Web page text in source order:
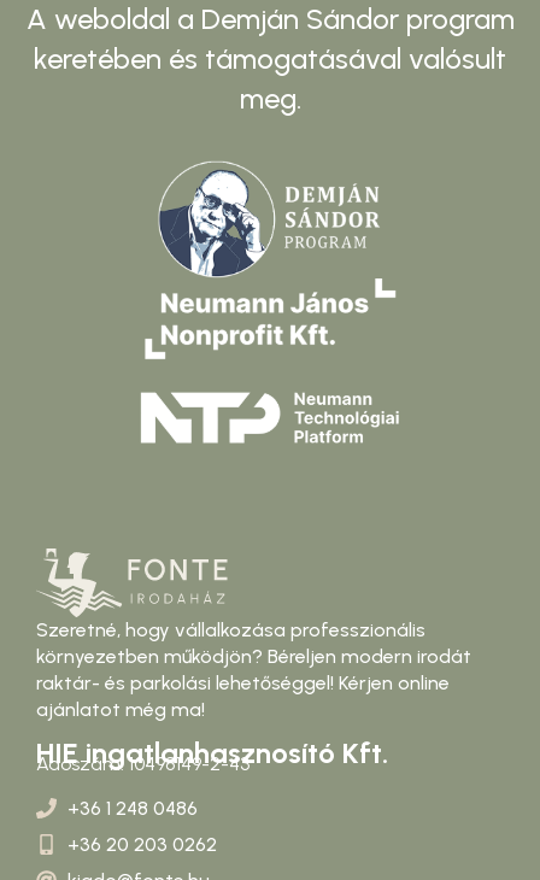
A weboldal a Demján Sándor program
keretében és támogatásával valósult
meg.
Szeretné, hogy vállalkozása professzionális
környezetben működjön? Béreljen modern irodát
raktár- és parkolási lehetőséggel! Kérjen online
ajánlatot még ma!
HIE ingatlanhasznosító Kft.
Adószám: 10498149-2-43
+36 1 248 0486
+36 20 203 0262